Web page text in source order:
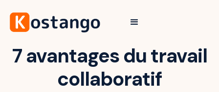
7 avantages du travail
collaboratif